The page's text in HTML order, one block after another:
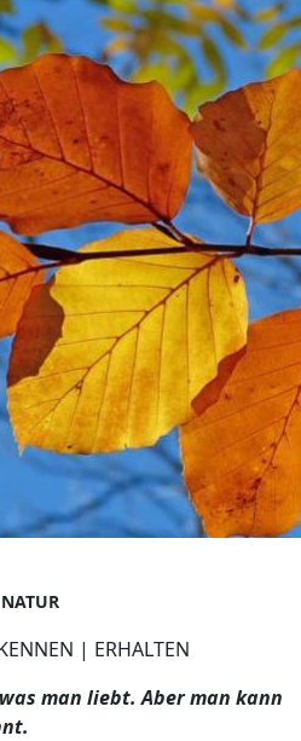
NATUR
| ERHALTEN
man liebt. Aber man kann